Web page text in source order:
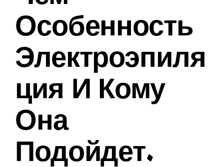
Особенность
Электроэпиля
Ция И Кому
Она
Подойдет.